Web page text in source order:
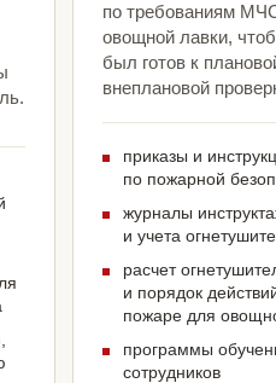
по требованиям
овощной лавки,
был готов к
внеплановой
приказы и
по пожарной
журналы
и учета
расчет
и порядок
пожаре для
программы
сотрудников